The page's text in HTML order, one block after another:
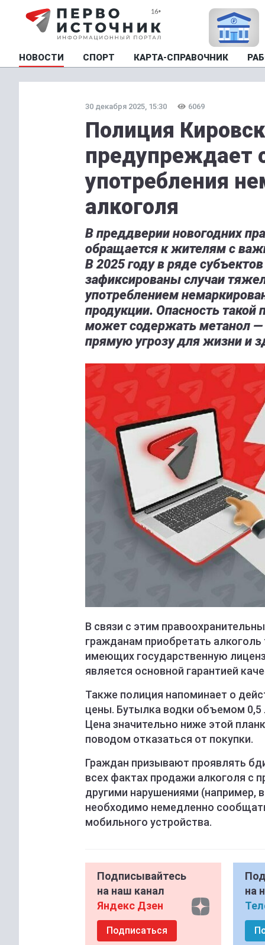
НОВОСТИ СПОРТ КАРТА-СПРАВОЧНИК
30 декабря 2025, 15:30 6069
Полиция
предупреждает
употребления
алкоголя
В преддверии новогодних
обращается к жителям с
В 2025 году в ряде
зафиксированы случаи
употреблением
продукции. Опасность такой
может содержать метанол
прямую угрозу для жизни и
В связи с этим
гражданам приобретать
имеющих государственную
является основной гарантией
Также полиция напоминает о
цены. Бутылка водки объемом 0,5
Цена значительно ниже этой
поводом отказаться от покупки.
Граждан призывают проявлять
всех фактах продажи алкоголя с
другими нарушениями (например,
необходимо немедленно
мобильного устройства.
Подписывайтесь
на наш канал
Яндекс Дзен
Подписаться
на